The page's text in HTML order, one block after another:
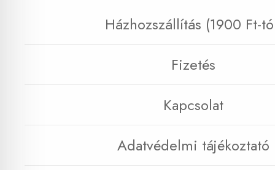
Házhozszállítás (1900 Ft-
Fizetés
Kapcsolat
Adatvédelmi tájékoztató